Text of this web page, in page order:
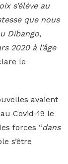
s’élève au
que nous
Dibango,
2020 à l’âge
le
avaient
Covid-19 le
forces “dans
s’être